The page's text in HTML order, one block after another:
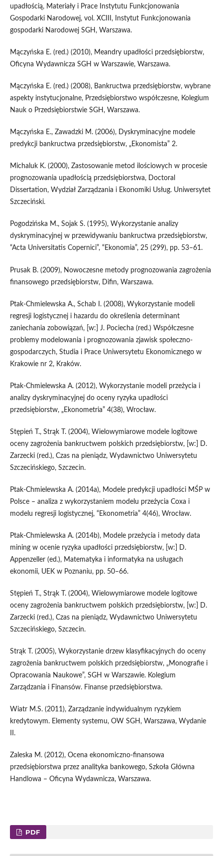
upadłością, Materiały i Prace Instytutu Funkcjonowania
Gospodarki Narodowej, vol. XCIII, Instytut Funkcjonowania
gospodarki Narodowej SGH, Warszawa.
Mączyńska E. (red.) (2010), Meandry upadłości przedsiębiorstw,
Oficyna Wydawnicza SGH w Warszawie, Warszawa.
Mączyńska E. (red.) (2008), Bankructwa przedsiębiorstw, wybrane
aspekty instytucjonalne, Przedsiębiorstwo współczesne, Kolegium
Nauk o Przedsiębiorstwie SGH, Warszawa.
Mączyńska E., Zawadzki M. (2006), Dyskryminacyjne modele
predykcji bankructwa przedsiębiorstw, „Ekonomista” 2.
Michaluk K. (2000), Zastosowanie metod ilościowych w procesie
prognozowania upadłością przedsiębiorstwa, Doctoral
Dissertation, Wydział Zarządzania i Ekonomiki Usług. Uniwersytet
Szczeciński.
Pogodzińska M., Sojak S. (1995), Wykorzystanie analizy
dyskryminacyjnej w przewidywaniu bankructwa przedsiębiorstw,
“Acta Universitatis Copernici”, “Ekonomia”, 25 (299), pp. 53–61.
Prusak B. (2009), Nowoczesne metody prognozowania zagrożenia
finansowego przedsiębiorstw, Difin, Warszawa.
Ptak-Chmielewska A., Schab I. (2008), Wykorzystanie modeli
regresji logistycznej i hazardu do określenia determinant
zaniechania zobowiązań, [w:] J. Pociecha (red.) Współczesne
problemy modelowania i prognozowania zjawisk społeczno-
gospodarczych, Studia i Prace Uniwersytetu Ekonomicznego w
Krakowie nr 2, Kraków.
Ptak-Chmielewska A. (2012), Wykorzystanie modeli przeżycia i
analizy dyskryminacyjnej do oceny ryzyka upadłości
przedsiębiorstw, „Ekonometria” 4(38), Wrocław.
Stępień T., Strąk T. (2004), Wielowymiarowe modele logitowe
oceny zagrożenia bankructwem polskich przedsiębiorstw, [w:] D.
Zarzecki (red.), Czas na pieniądz, Wydawnictwo Uniwersytetu
Szczecińskiego, Szczecin.
Ptak-Chmielewska A. (2014a), Modele predykcji upadłości MŚP w
Polsce – analiza z wykorzystaniem modelu przeżycia Coxa i
modelu regresji logistycznej, “Ekonometria” 4(46), Wrocław.
Ptak-Chmielewska A. (2014b), Modele przeżycia i metody data
mining w ocenie ryzyka upadłości przedsiębiorstw, [w:] D.
Appenzeller (ed.), Matematyka i informatyka na usługach
ekonomii, UEK w Poznaniu, pp. 50–66.
Stępień T., Strąk T. (2004), Wielowymiarowe modele logitowe
oceny zagrożenia bankructwem polskich przedsiębiorstw, [w:] D.
Zarzecki (red.), Czas na pieniądz, Wydawnictwo Uniwersytetu
Szczecińskiego, Szczecin.
Strąk T. (2005), Wykorzystanie drzew klasyfikacyjnych do oceny
zagrożenia bankructwem polskich przedsiębiorstw, „Monografie i
Opracowania Naukowe”, SGH w Warszawie. Kolegium
Zarządzania i Finansów. Finanse przedsiębiorstwa.
Wiatr M.S. (2011), Zarządzanie indywidualnym ryzykiem
kredytowym. Elementy systemu, OW SGH, Warszawa, Wydanie
II.
Zaleska M. (2012), Ocena ekonomiczno-finansowa
przedsiębiorstwa przez analityka bankowego, Szkoła Główna
Handlowa – Oficyna Wydawnicza, Warszawa.
PDF